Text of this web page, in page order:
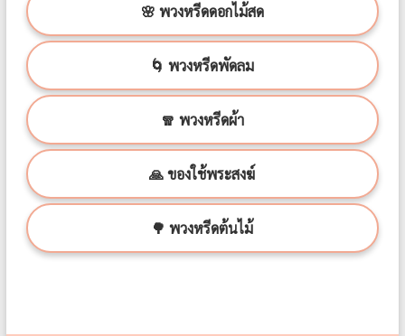
🌸 พวงหรีดดอกไม้สด
🌀 พวงหรีดพัดลม
🧣 พวงหรีดผ้า
🙏 ของใช้พระสงฆ์
🌳 พวงหรีดต้นไม้